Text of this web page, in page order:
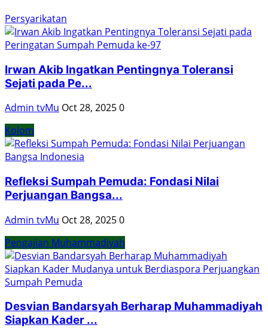
Persyarikatan
Irwan Akib Ingatkan Pentingnya Toleransi
Sejati pada Pe...
Admin tvMu Oct 28, 20250
Kolom
Refleksi Sumpah Pemuda: Fondasi Nilai
Perjuangan Bangsa...
Admin tvMu Oct 28, 20250
Pengajian Muhammadiyah
Desvian Bandarsyah Berharap Muhammadiyah
Siapkan Kader ...